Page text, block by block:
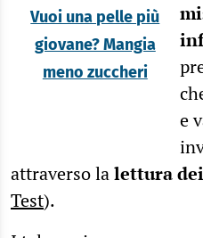
Vuoi una pelle più
giovane? Mangia
meno zuccheri
e
attraverso lalettura
Test).